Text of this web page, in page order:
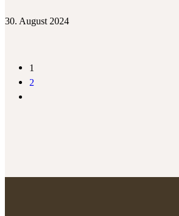
30. August 2024
1
2